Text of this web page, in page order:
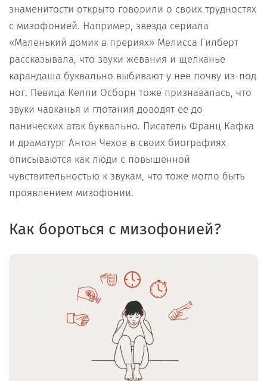
знаменитости открыто говорили о своих трудностях
с мизофонией. Например, звезда сериала
«Маленький домик в прериях» Мелисса Гилберт
рассказывала, что звуки жевания и щелканье
карандаша буквально выбивают у нее почву из-под
ног. Певица Келли Осборн тоже признавалась, что
звуки чавканья и глотания доводят ее до
панических атак буквально. Писатель Франц Кафка
и драматург Антон Чехов в своих биографиях
описываются как люди с повышенной
чувствительностью к звукам, что тоже могло быть
проявлением мизофонии.
Как бороться с мизофонией?